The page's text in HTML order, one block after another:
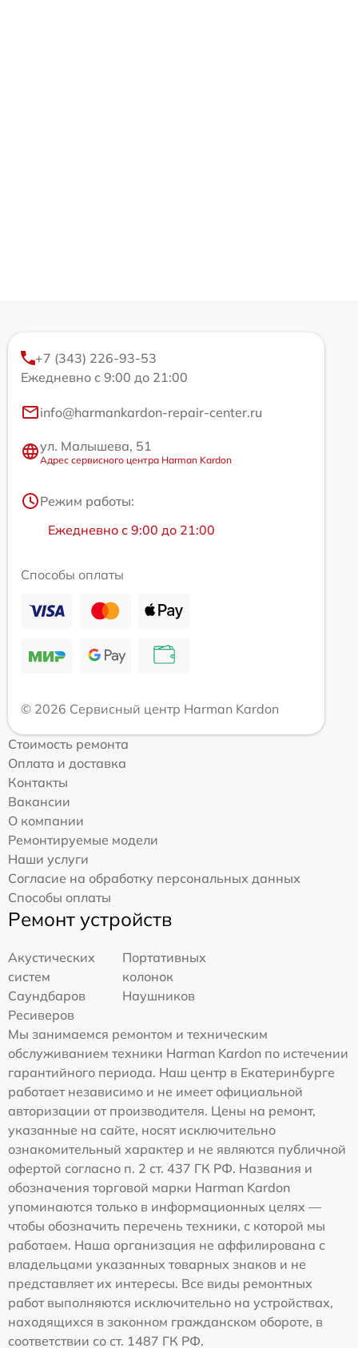
+7 (343) 226-93-53
Ежедневно с 9:00 до 21:00
info@harmankardon-repair-center.ru
ул. Малышева, 51
Адрес сервисного центра Harman Kardon
Режим работы:
Ежедневно с 9:00 до 21:00
Способы оплаты
© 2026 Сервисный центр Harman Kardon
Стоимость ремонта
Оплата и доставка
Контакты
Вакансии
О компании
Ремонтируемые модели
Наши услуги
Согласие на обработку персональных данных
Способы оплаты
Ремонт устройств
Акустических
систем
Портативных
колонок
Саундбаров
Наушников
Ресиверов
Мы занимаемся ремонтом и техническим
обслуживанием техники Harman Kardon по истечении
гарантийного периода. Наш центр в Екатеринбурге
работает независимо и не имеет официальной
авторизации от производителя. Цены на ремонт,
указанные на сайте, носят исключительно
ознакомительный характер и не являются публичной
офертой согласно п. 2 ст. 437 ГК РФ. Названия и
обозначения торговой марки Harman Kardon
упоминаются только в информационных целях —
чтобы обозначить перечень техники, с которой мы
работаем. Наша организация не аффилирована с
владельцами указанных товарных знаков и не
представляет их интересы. Все виды ремонтных
работ выполняются исключительно на устройствах,
находящихся в законном гражданском обороте, в
соответствии со ст. 1487 ГК РФ.